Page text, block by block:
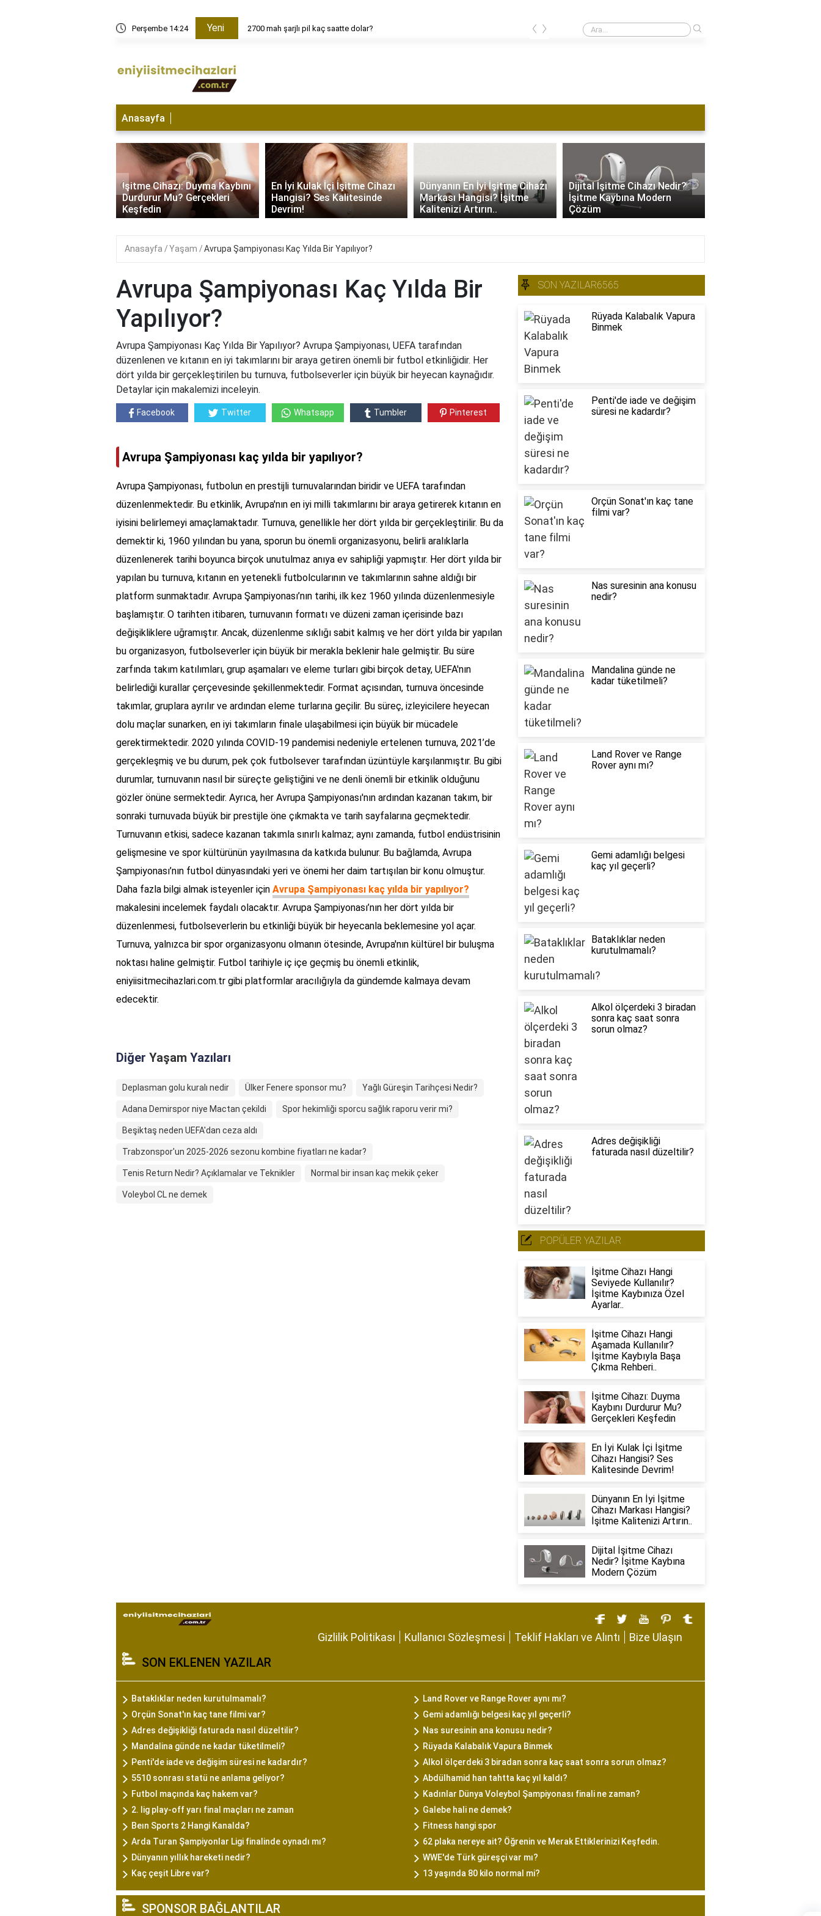
Perşembe 14:24 Yeni 2700 mah şarjlı pil kaç saatte dolar? 1 kulağı duymayan ehliyet alabilir mi?
‹ ›
Anasayfa
İşitme Cihazı: Duyma Kaybını
Durdurur Mu? Gerçekleri
Keşfedin
En İyi Kulak İçi İşitme Cihazı
Hangisi? Ses Kalitesinde
Devrim!
Dünyanın En İyi İşitme Cihazı
Markası Hangisi? İşitme
Kalitenizi Artırın..
Dijital İşitme Cihazı Nedir?
İşitme Kaybına Modern
Çözüm
‹ ›
Anasayfa Yaşam Avrupa Şampiyonası Kaç Yılda Bir Yapılıyor?
Avrupa Şampiyonası Kaç Yılda Bir
Yapılıyor?
Avrupa Şampiyonası Kaç Yılda Bir Yapılıyor? Avrupa Şampiyonası, UEFA tarafından
düzenlenen ve kıtanın en iyi takımlarını bir araya getiren önemli bir futbol etkinliğidir. Her
dört yılda bir gerçekleştirilen bu turnuva, futbolseverler için büyük bir heyecan kaynağıdır.
Detaylar için makalemizi inceleyin.
Facebook Twitter Whatsapp Tumbler Pinterest
Avrupa Şampiyonası kaç yılda bir yapılıyor?
Avrupa Şampiyonası, futbolun en prestijli turnuvalarından biridir ve UEFA tarafından
düzenlenmektedir. Bu etkinlik, Avrupa'nın en iyi milli takımlarını bir araya getirerek kıtanın en
iyisini belirlemeyi amaçlamaktadır. Turnuva, genellikle her dört yılda bir gerçekleştirilir. Bu da
demektir ki, 1960 yılından bu yana, sporun bu önemli organizasyonu, belirli aralıklarla
düzenlenerek tarihi boyunca birçok unutulmaz anıya ev sahipliği yapmıştır. Her dört yılda bir
yapılan bu turnuva, kıtanın en yetenekli futbolcularının ve takımlarının sahne aldığı bir
platform sunmaktadır. Avrupa Şampiyonası’nın tarihi, ilk kez 1960 yılında düzenlenmesiyle
başlamıştır. O tarihten itibaren, turnuvanın formatı ve düzeni zaman içerisinde bazı
değişikliklere uğramıştır. Ancak, düzenlenme sıklığı sabit kalmış ve her dört yılda bir yapılan
bu organizasyon, futbolseverler için büyük bir merakla beklenir hale gelmiştir. Bu süre
zarfında takım katılımları, grup aşamaları ve eleme turları gibi birçok detay, UEFA'nın
belirlediği kurallar çerçevesinde şekillenmektedir. Format açısından, turnuva öncesinde
takımlar, gruplara ayrılır ve ardından eleme turlarına geçilir. Bu süreç, izleyicilere heyecan
dolu maçlar sunarken, en iyi takımların finale ulaşabilmesi için büyük bir mücadele
gerektirmektedir. 2020 yılında COVID-19 pandemisi nedeniyle ertelenen turnuva, 2021’de
gerçekleşmiş ve bu durum, pek çok futbolsever tarafından üzüntüyle karşılanmıştır. Bu gibi
durumlar, turnuvanın nasıl bir süreçte geliştiğini ve ne denli önemli bir etkinlik olduğunu
gözler önüne sermektedir. Ayrıca, her Avrupa Şampiyonası'nın ardından kazanan takım, bir
sonraki turnuvada büyük bir prestijle öne çıkmakta ve tarih sayfalarına geçmektedir.
Turnuvanın etkisi, sadece kazanan takımla sınırlı kalmaz; aynı zamanda, futbol endüstrisinin
gelişmesine ve spor kültürünün yayılmasına da katkıda bulunur. Bu bağlamda, Avrupa
Şampiyonası’nın futbol dünyasındaki yeri ve önemi her daim tartışılan bir konu olmuştur.
Daha fazla bilgi almak isteyenler için Avrupa Şampiyonası kaç yılda bir yapılıyor?
makalesini incelemek faydalı olacaktır. Avrupa Şampiyonası’nın her dört yılda bir
düzenlenmesi, futbolseverlerin bu etkinliği büyük bir heyecanla beklemesine yol açar.
Turnuva, yalnızca bir spor organizasyonu olmanın ötesinde, Avrupa'nın kültürel bir buluşma
noktası haline gelmiştir. Futbol tarihiyle iç içe geçmiş bu önemli etkinlik,
eniyiisitmecihazlari.com.tr gibi platformlar aracılığıyla da gündemde kalmaya devam
edecektir.
Diğer Yaşam Yazıları
Deplasman golu kuralı nedir Ülker Fenere sponsor mu? Yağlı Güreşin Tarihçesi Nedir?
Adana Demirspor niye Mactan çekildi Spor hekimliği sporcu sağlık raporu verir mi?
Beşiktaş neden UEFA'dan ceza aldı
Trabzonspor'un 2025-2026 sezonu kombine fiyatları ne kadar?
Tenis Return Nedir? Açıklamalar ve Teknikler Normal bir insan kaç mekik çeker
Voleybol CL ne demek
SON YAZILAR6565
Rüyada Kalabalık Vapura
Binmek
Penti'de iade ve değişim
süresi ne kadardır?
Orçün Sonat'ın kaç tane
filmi var?
Nas suresinin ana konusu
nedir?
Mandalina günde ne
kadar tüketilmeli?
Land Rover ve Range
Rover aynı mı?
Gemi adamlığı belgesi
kaç yıl geçerli?
Bataklıklar neden
kurutulmamalı?
Alkol ölçerdeki 3 biradan
sonra kaç saat sonra
sorun olmaz?
Adres değişikliği
faturada nasıl düzeltilir?
POPÜLER YAZILAR
İşitme Cihazı Hangi
Seviyede Kullanılır?
İşitme Kaybınıza Özel
Ayarlar..
İşitme Cihazı Hangi
Aşamada Kullanılır?
İşitme Kaybıyla Başa
Çıkma Rehberi..
İşitme Cihazı: Duyma
Kaybını Durdurur Mu?
Gerçekleri Keşfedin
En İyi Kulak İçi İşitme
Cihazı Hangisi? Ses
Kalitesinde Devrim!
Dünyanın En İyi İşitme
Cihazı Markası Hangisi?
İşitme Kalitenizi Artırın..
Dijital İşitme Cihazı
Nedir? İşitme Kaybına
Modern Çözüm
Gizlilik Politikası Kullanıcı Sözleşmesi Teklif Hakları ve Alıntı Bize Ulaşın
SON EKLENEN YAZILAR
Bataklıklar neden kurutulmamalı?
Land Rover ve Range Rover aynı mı?
Orçün Sonat'ın kaç tane filmi var?
Gemi adamlığı belgesi kaç yıl geçerli?
Adres değişikliği faturada nasıl düzeltilir?
Nas suresinin ana konusu nedir?
Mandalina günde ne kadar tüketilmeli?
Rüyada Kalabalık Vapura Binmek
Penti'de iade ve değişim süresi ne kadardır?
Alkol ölçerdeki 3 biradan sonra kaç saat sonra sorun olmaz?
5510 sonrası statü ne anlama geliyor?
Abdülhamid han tahtta kaç yıl kaldı?
Futbol maçında kaç hakem var?
Kadınlar Dünya Voleybol Şampiyonası finali ne zaman?
2. lig play-off yarı final maçları ne zaman
Galebe hali ne demek?
Beın Sports 2 Hangi Kanalda?
Fitness hangi spor
Arda Turan Şampiyonlar Ligi finalinde oynadı mı?
62 plaka nereye ait? Öğrenin ve Merak Ettiklerinizi Keşfedin.
Dünyanın yıllık hareketi nedir?
WWE'de Türk güreşçi var mı?
Kaç çeşit Libre var?
13 yaşında 80 kilo normal mi?
SPONSOR BAĞLANTILAR